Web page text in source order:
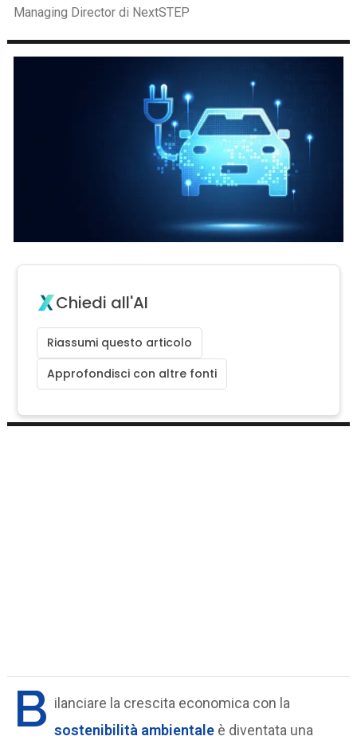
Managing Director di NextSTEP
Chiedi all'AI
Riassumi questo articolo
Approfondisci con altre fonti
B ilanciare la crescita economica con la
sostenibilità ambientale è diventata una